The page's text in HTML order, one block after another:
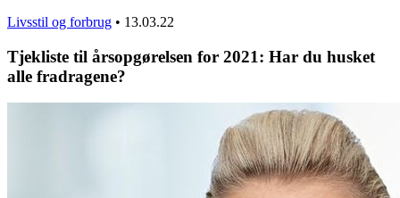
Livsstil og forbrug • 13.03.22
Tjekliste til årsopgørelsen for 2021: Har du husket
alle fradragene?